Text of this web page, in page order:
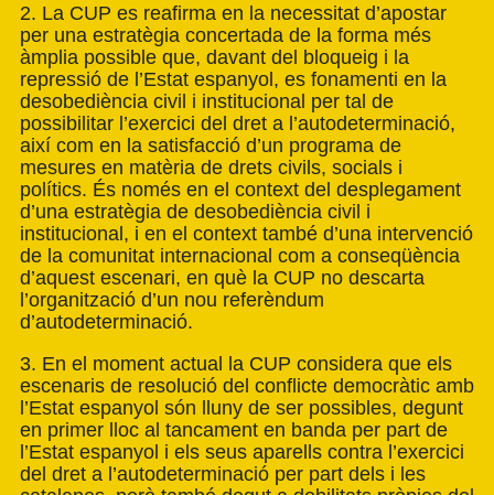
2. La CUP es reafirma en la necessitat d’apostar
per una estratègia concertada de la forma més
àmplia possible que, davant del bloqueig i la
repressió de l’Estat espanyol, es fonamenti en la
desobediència civil i institucional per tal de
possibilitar l’exercici del dret a l’autodeterminació,
així com en la satisfacció d’un programa de
mesures en matèria de drets civils, socials i
polítics. És només en el context del desplegament
d’una estratègia de desobediència civil i
institucional, i en el context també d’una intervenció
de la comunitat internacional com a conseqüència
d’aquest escenari, en què la CUP no descarta
l’organització d’un nou referèndum
d’autodeterminació.
3. En el moment actual la CUP considera que els
escenaris de resolució del conflicte democràtic amb
l’Estat espanyol són lluny de ser possibles, degunt
en primer lloc al tancament en banda per part de
l’Estat espanyol i els seus aparells contra l’exercici
del dret a l’autodeterminació per part dels i les